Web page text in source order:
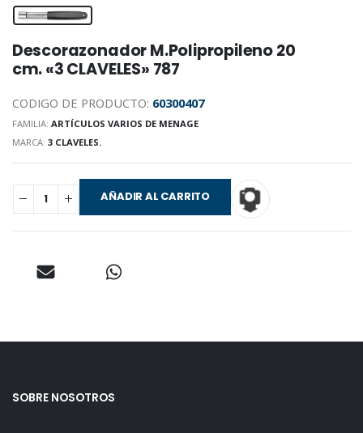
Descorazonador M.Polipropileno 20
cm. «3 CLAVELES» 787
CODIGO DE PRODUCTO: 60300407
FAMILIA: ARTÍCULOS VARIOS DE MENAGE
MARCA: 3 CLAVELES.
AÑADIR AL CARRITO
SOBRE NOSOTROS